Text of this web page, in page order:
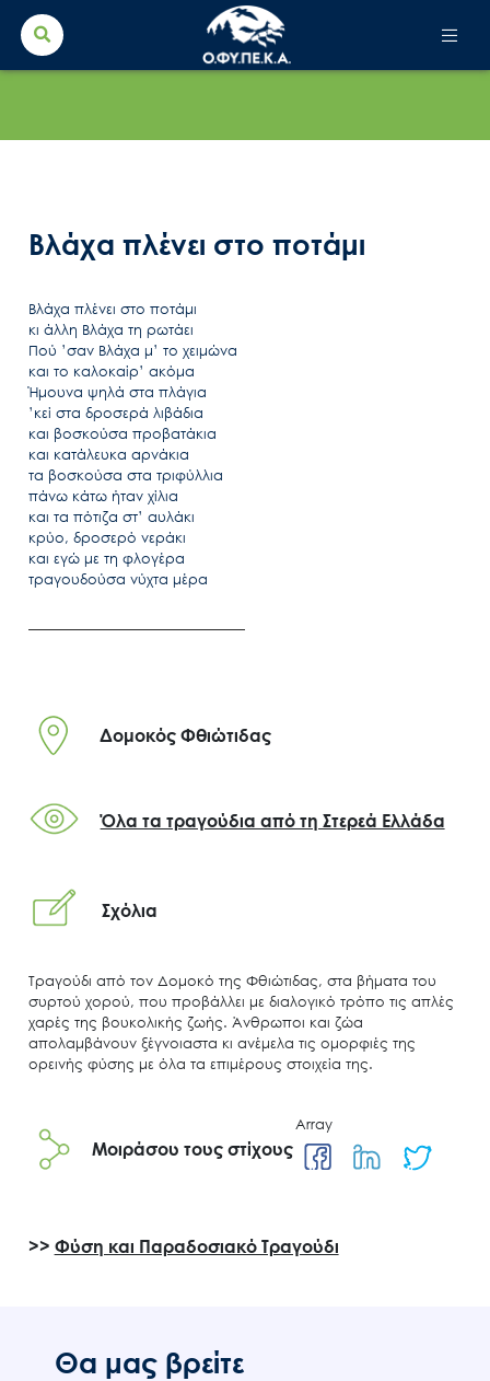
Search
for:
Search
Άξονες δράσης
Εισιτήρια
Βλάχα πλένει στο ποτάμι
Βλάχα πλένει στο ποτάμι
κι άλλη Βλάχα τη ρωτάει
Πού ’σαν Βλάχα μ’ το χειμώνα
και το καλοκαίρ’ ακόμα
Ήμουνα ψηλά στα πλάγια
’κεί στα δροσερά λιβάδια
και βοσκούσα προβατάκια
και κατάλευκα αρνάκια
τα βοσκούσα στα τριφύλλια
πάνω κάτω ήταν χίλια
και τα πότιζα στ’ αυλάκι
κρύο, δροσερό νεράκι
και εγώ με τη φλογέρα
τραγουδούσα νύχτα μέρα
Δομοκός Φθιώτιδας
Όλα τα τραγούδια από τη Στερεά Ελλάδα
Σχόλια
Τραγούδι από τον Δομοκό της Φθιώτιδας, στα βήματα του
συρτού χορού, που προβάλλει με διαλογικό τρόπο τις απλές
χαρές της βουκολικής ζωής. Άνθρωποι και ζώα
απολαμβάνουν ξέγνοιαστα κι ανέμελα τις ομορφιές της
ορεινής φύσης με όλα τα επιμέρους στοιχεία της.
Μοιράσου τους στίχους
Array
>> Φύση και Παραδοσιακό Τραγούδι
Θα μας βρείτε